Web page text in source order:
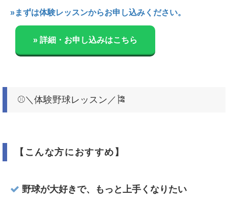
»まずは体験レッスンからお申し込みください。
» 詳細・お申し込みはこちら
⚾️＼体験野球レッスン／🎏
【こんな方におすすめ】
野球が大好きで、もっと上手くなりたい